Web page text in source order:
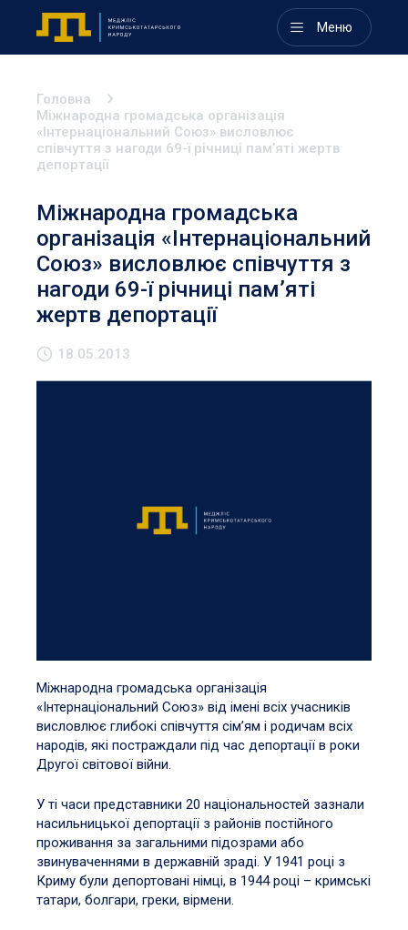
Меню
Головна
Міжнародна громадська організація
«Інтернаціональний Союз» висловлює
співчуття з нагоди 69-ї річниці пам’яті жертв
депортації
Міжнародна громадська
організація «Інтернаціональний
Союз» висловлює співчуття з
нагоди 69-ї річниці пам’яті
жертв депортації
18.05.2013
Міжнародна громадська організація
«Інтернаціональний Союз» від імені всіх учасників
висловлює глибокі співчуття сім’ям і родичам всіх
народів, які постраждали під час депортації в роки
Другої світової війни.
У ті часи представники 20 національностей зазнали
насильницької депортації з районів постійного
проживання за загальними підозрами або
звинуваченнями в державній зраді. У 1941 році з
Криму були депортовані німці, в 1944 році – кримські
татари, болгари, греки, вірмени.